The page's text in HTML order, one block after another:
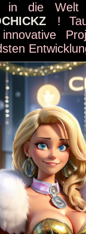
in die Welt
!
innovative